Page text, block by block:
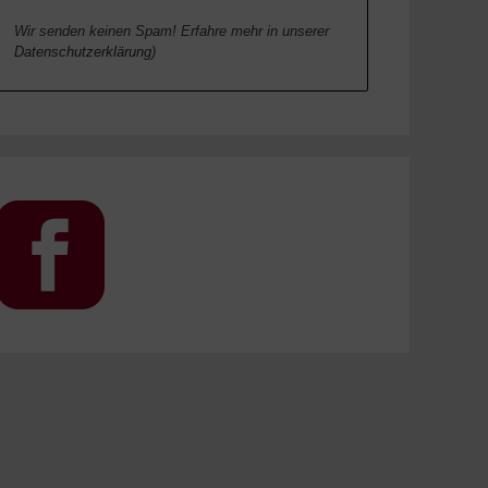
Wir senden keinen Spam! Erfahre mehr in unserer
Datenschutzerklärung)